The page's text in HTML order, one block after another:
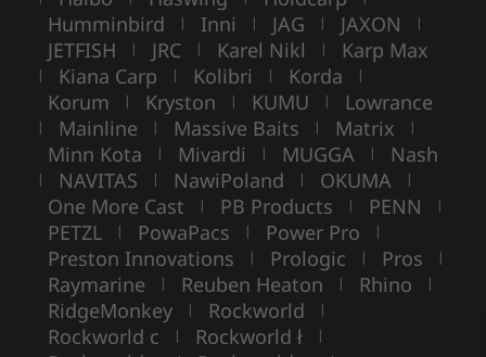
Humminbird | Inni | JAG | JAXON |
JETFISH | JRC | Karel Nikl | Karp Max
| Kiana Carp | Kolibri | Korda |
Korum | Kryston | KUMU | Lowrance
| Mainline | Massive Baits | Matrix |
Minn Kota | Mivardi | MUGGA | Nash
| NAVITAS | NawiPoland | OKUMA |
One More Cast | PB Products | PENN |
PETZL | PowaPacs | Power Pro |
Preston Innovations | Prologic | Pros |
Raymarine | Reuben Heaton | Rhino |
RidgeMonkey | Rockworld |
Rockworld c | Rockworld ł |